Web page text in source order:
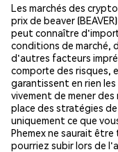
Les marchés des
prix de beaver
peut connaître
conditions de marché,
d'autres facteurs
comporte des risques,
garantissent en rien
vivement de mener
place des stratégies
uniquement ce que
Phemex ne saurait
pourriez subir lors de